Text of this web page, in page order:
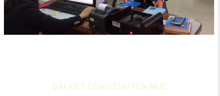
BÀI VIẾT CÙNG CHUYÊN MỤC